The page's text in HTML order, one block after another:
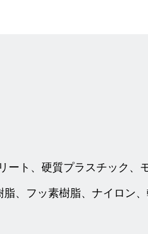
ト、硬質プラスチック、
、フッ素樹脂、ナイロン